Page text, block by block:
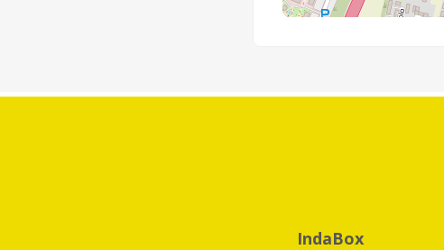
IndaBox